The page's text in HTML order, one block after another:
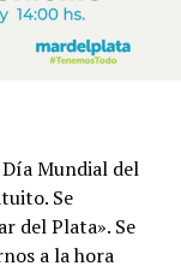
Mundial del
Se
del Plata». Se
a la hora